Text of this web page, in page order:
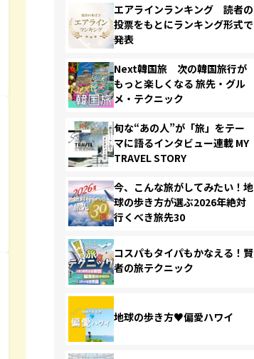
エアラインランキング 読者の
投票をもとにランキング形式で
発表
Next韓国旅 次の韓国旅行が
もっと楽しくなる 旅先・グル
メ・テクニック
旬な“あの人”が「旅」をテー
マに語るインタビュー連載 MY
TRAVEL STORY
今、こんな旅がしてみたい！地
球の歩き方が選ぶ2026年絶対
行くべき旅先30
コスパもタイパもかなえる！賢
者の旅テクニック
地球の歩き方♥偏愛ハワイ